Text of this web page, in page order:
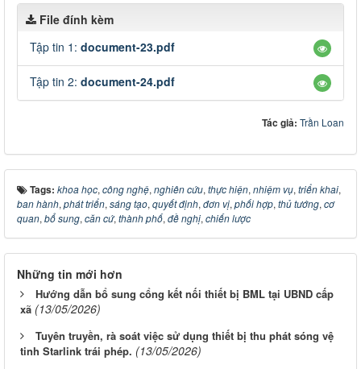
File đính kèm
Tập tin 1: document-23.pdf
Tập tin 2: document-24.pdf
Tác giả: Trần Loan
Tags: khoa học, công nghệ, nghiên cứu, thực hiện, nhiệm vụ, triển khai,
ban hành, phát triển, sáng tạo, quyết định, đơn vị, phối hợp, thủ tướng, cơ
quan, bổ sung, căn cứ, thành phố, đề nghị, chiến lược
Những tin mới hơn
Hướng dẫn bổ sung cổng kết nối thiết bị BML tại UBND cấp
xã (13/05/2026)
Tuyên truyền, rà soát việc sử dụng thiết bị thu phát sóng vệ
tinh Starlink trái phép. (13/05/2026)